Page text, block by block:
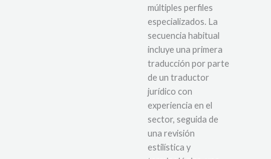
múltiples perfiles
especializados. La
secuencia habitual
incluye una primera
traducción por parte
de un traductor
jurídico con
experiencia en el
sector, seguida de
una revisión
estilística y